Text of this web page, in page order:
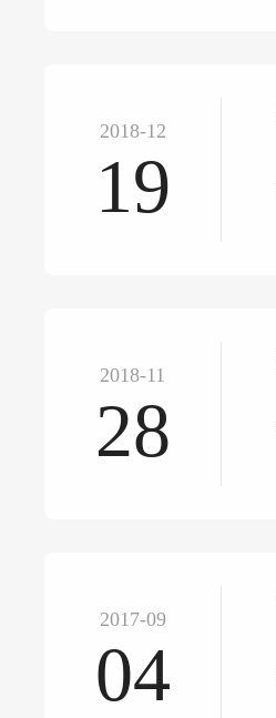
2018-12
19
2018-11
28
2017-09
04